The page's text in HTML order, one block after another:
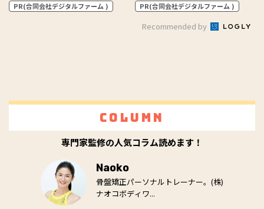
PR(合同会社デジタルファーム ) PR(合同会社デジタルファーム )
Recommended by
Column
専門家監修の人気コラム読めます！
Naoko
骨盤矯正パーソナルトレーナー。(株)
ナオコボディワ...